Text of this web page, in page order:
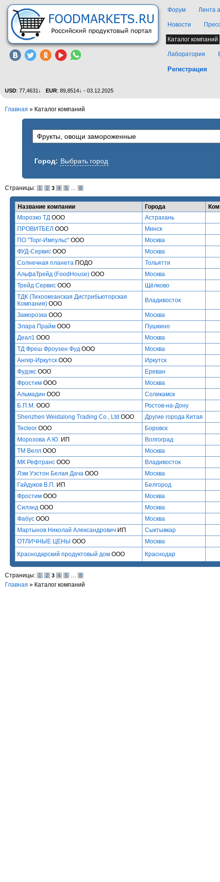
Форум Лента
Новости
Каталог компаний
Лаборатория
Регистрация
USD: 77,4631↓ EUR: 89,8514↓ - 03.12.2025
Главная » Каталог компаний
Город: Выбрать город
Страницы: 1 2 3 4 5 8
Название компании Города
Морозко ТД ООО
Астрахань
ПРОВИТБЕЛ ООО
Минск
ПО "Торг-Импульс" ООО
Москва
ФУД-Сервис ООО
Москва
Солнечная планета ПОДО
Тольятти
АльфаТрейд (FoodHouse) ООО
Москва
Трейд Сервис ООО
Щёлково
ТДК (Тихоокеанская Дистрибьюторская
Компания) ООО Владивосток
Заморозка ООО
Москва
Элара Прайм ООО
Пушкино
Деал1 ООО
Москва
ТД Фреш Фроузен Фуд ООО
Москва
Ангир-Иркутск ООО
Иркутск
Фудэкс ООО
Ереван
Фростим ООО
Москва
Альмадин ООО
Соликамск
Б.П.М. ООО
Ростов-на-Дону
Shenzhen Weidalong Trading Co., Ltd ООО
Другие города Китая
Tecleor ООО
Боровск
Морозова А.Ю. ИП
Волгоград
ТМ Велл ООО
Москва
МК Рефтранс ООО
Владивосток
Лэм Уэстон Белая Дача ООО
Москва
Гайдуков В.П. ИП
Белгород
Фростим ООО
Москва
Силэнд ООО
Москва
Фабус ООО
Москва
Мартынов Николай Александрович ИП
Сыктывкар
ОТЛИЧНЫЕ ЦЕНЫ ООО
Москва
Краснодарский продуктовый дом ООО Краснодар
Страницы: 1 2 3 4 5 8
Главная » Каталог компаний